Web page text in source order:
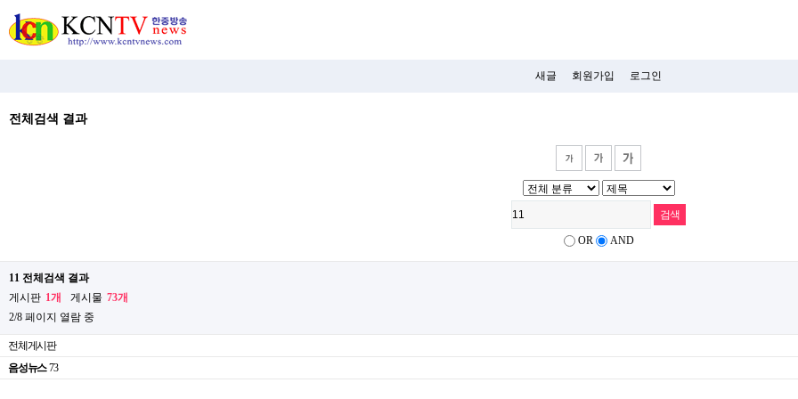
새글 회원가입 로그인
전체검색 결과
OR AND
11 전체검색 결과
게시판 1개 게시물 73개
2/8 페이지 열람 중
전체게시판
음성뉴스 73